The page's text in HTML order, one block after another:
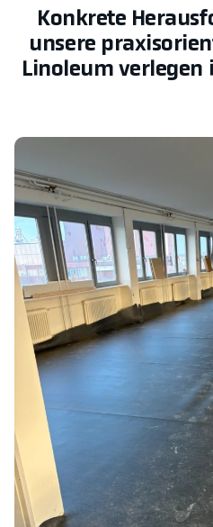
Konkrete
unsere
Linoleum verlegen